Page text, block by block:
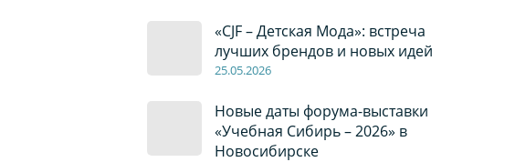
«CJF – Детская Мода»: встреча
лучших брендов и новых идей
25.05.2026
Новые даты форума-выставки
«Учебная Сибирь – 2026» в
Новосибирске